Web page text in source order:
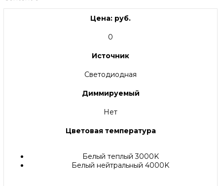
Цена: руб.
0
Источник
Светодиодная
Диммируемый
Нет
Цветовая температура
Белый теплый 3000K
Белый нейтральный 4000K